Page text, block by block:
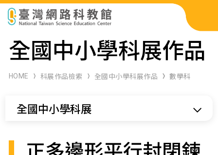
科展作品檢索
科學研習月刊
全國中小學科展作品
HOME 科展作品檢索 全國中小學科展作品 數學科
全國中小學科展